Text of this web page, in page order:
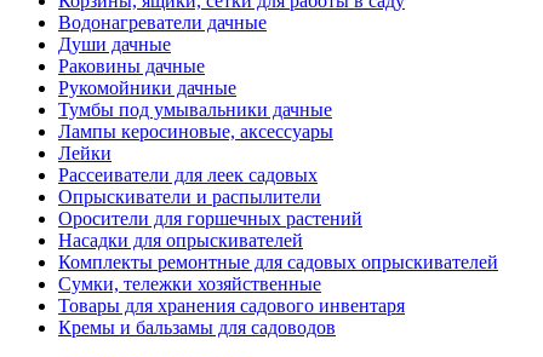
Водонагреватели дачные
Души дачные
Раковины дачные
Рукомойники дачные
Тумбы под умывальники дачные
Лампы керосиновые, аксессуары
Лейки
Рассеиватели для леек садовых
Опрыскиватели и распылители
Оросители для горшечных растений
Насадки для опрыскивателей
Комплекты ремонтные для садовых опрыскивателей
Сумки, тележки хозяйственные
Товары для хранения садового инвентаря
Кремы и бальзамы для садоводов